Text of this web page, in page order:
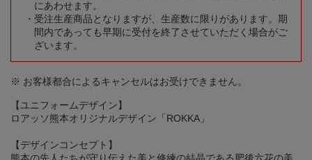
にあわせます。
受注生産商品となりますが、生産数に限りがあります。期
間内であっても早期に受付を終了させていただく場合がご
ざいます。
※ お客様都合によるキャンセルはお受けできません。
【ユニフォームデザイン】
ロアッソ熊本オリジナルデザイン「ROKKA」
【デザインコンセプト】